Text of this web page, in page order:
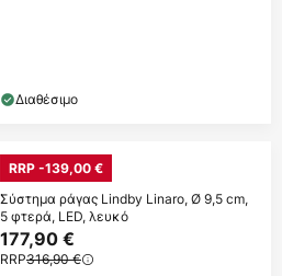
Διαθέσιμο
RRP -139,00 €
Σύστημα ράγας Lindby Linaro, Ø 9,5 cm,
5 φτερά, LED, λευκό
177,90 €
RRP316,90 €